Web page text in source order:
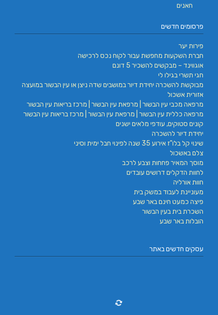
חאנים
פרסומים חדשים
פירות יער
חברת השקעות מחפשת עבור לקוח נכס לרכישה
אוגווינד – מבקשים להשכיר 5 דונם
חגי תשרי בגילו לי
מבוקשת להשכרה יחידת דיור במושבים שדה ניצן או עין הבשור במועצה
אזורית אשכול
מרפאה מכבי עין הבשור | מרפאת עין הבשור | מרכז בריאות עין הבשור
מרפאה כללית עין הבשור | מרפאת עין הבשור | מרכז בריאות עין הבשור
קונים סטוקים, עודפי מלאים ישנים
יחידת דיור להשכרה
שינוי קל בלו"ז אירוע 35 שנה לפינוי חבל ימית וסיני
צלם באשכול
מוסך המאיר פחחות וצבע לרכב
לחוות הדקלים דרושים עובדים
חוות אורליה
מעוניינת לעבוד במשק בית
פיצה כמעט חינם באר שבע
השכרת בית בעין הבשור
הובלות באר שבע
עסקים חדשים באתר